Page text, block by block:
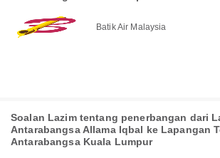
Batik Air Malaysia
Soalan Lazim tentang penerbangan dari
Antarabangsa Allama Iqbal ke Lapangan
Antarabangsa Kuala Lumpur